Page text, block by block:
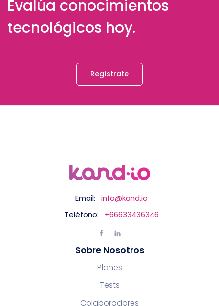
Evalúa conocimientos
tecnológicos hoy.
Regístrate
Email:
info@kand.io
Teléfono:
+66633436346
Sobre Nosotros
Planes
Tests
Colaboradores